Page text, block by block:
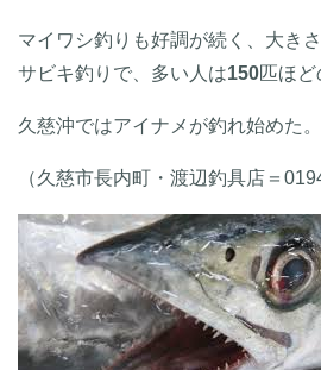
マイワシ釣りも好調が続く、大き
サビキ釣りで、多い人は150匹ほど
久慈沖ではアイナメが釣れ始めた。
（久慈市長内町・渡辺釣具店＝